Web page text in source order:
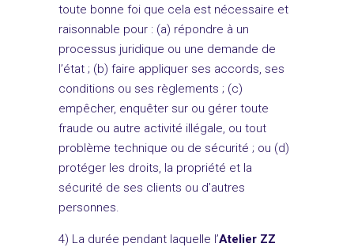
toute bonne foi que cela est nécessaire et
raisonnable pour : (a) répondre à un
processus juridique ou une demande de
l’état ; (b) faire appliquer ses accords, ses
conditions ou ses règlements ; (c)
empêcher, enquêter sur ou gérer toute
fraude ou autre activité illégale, ou tout
problème technique ou de sécurité ; ou (d)
protéger les droits, la propriété et la
sécurité de ses clients ou d’autres
personnes.
4) La durée pendant laquelle l’Atelier ZZ